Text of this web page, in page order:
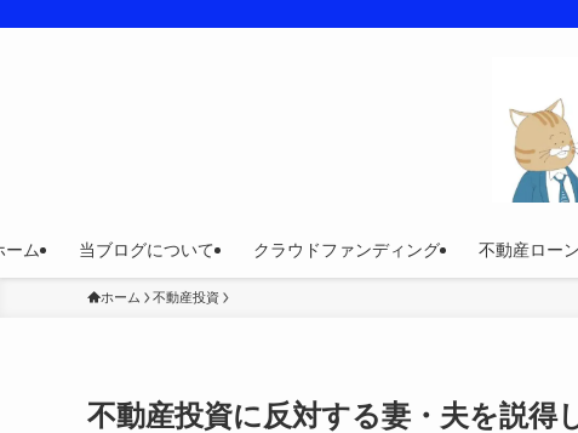
ーム 当ブログについて クラウドファンディング 不動産ローン
ホーム 不動産投資
不動産投資に反対する妻・夫を説得